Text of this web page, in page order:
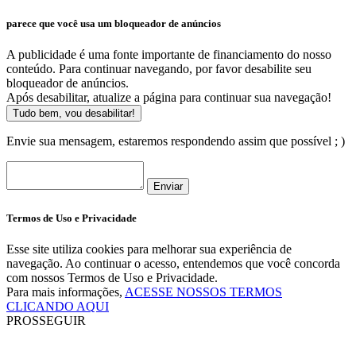
parece que você usa um bloqueador de anúncios
A publicidade é uma fonte importante de financiamento do nosso
conteúdo. Para continuar navegando, por favor desabilite seu
bloqueador de anúncios.
Após desabilitar, atualize a página para continuar sua navegação!
Tudo bem, vou desabilitar!
Envie sua mensagem, estaremos respondendo assim que possível ; )
Enviar
Termos de Uso e Privacidade
Esse site utiliza cookies para melhorar sua experiência de
navegação. Ao continuar o acesso, entendemos que você concorda
com nossos Termos de Uso e Privacidade.
Para mais informações, ACESSE NOSSOS TERMOS
CLICANDO AQUI
PROSSEGUIR